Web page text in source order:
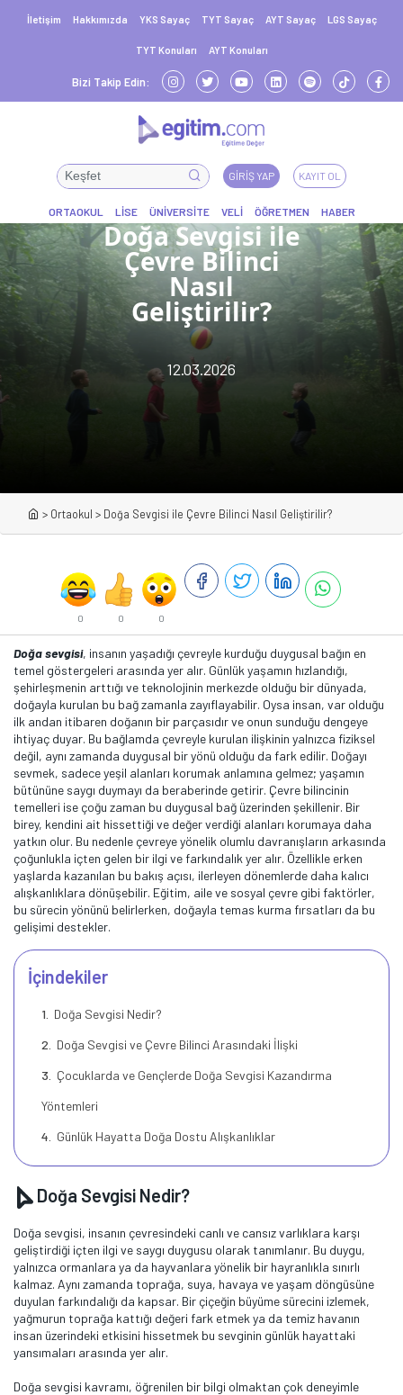
İletişim Hakkımızda YKS Sayaç TYT Sayaç AYT Sayaç LGS Sayaç
TYT Konuları AYT Konuları
Bizi Takip Edin:
GIRIŞ YAP KAYIT OL
Doğa Sevgisi ile
Çevre Bilinci
Nasıl
Geliştirilir?
12.03.2026
> Ortaokul > Doğa Sevgisi ile Çevre Bilinci Nasıl Geliştirilir?
0 0 0
Doğa sevgisi, insanın yaşadığı çevreyle kurduğu duygusal bağın en
temel göstergeleri arasında yer alır. Günlük yaşamın hızlandığı,
şehirleşmenin arttığı ve teknolojinin merkezde olduğu bir dünyada,
doğayla kurulan bu bağ zamanla zayıflayabilir. Oysa insan, var olduğu
ilk andan itibaren doğanın bir parçasıdır ve onun sunduğu dengeye
ihtiyaç duyar. Bu bağlamda çevreyle kurulan ilişkinin yalnızca fiziksel
değil, aynı zamanda duygusal bir yönü olduğu da fark edilir. Doğayı
sevmek, sadece yeşil alanları korumak anlamına gelmez; yaşamın
bütününe saygı duymayı da beraberinde getirir. Çevre bilincinin
temelleri ise çoğu zaman bu duygusal bağ üzerinden şekillenir. Bir
birey, kendini ait hissettiği ve değer verdiği alanları korumaya daha
yatkın olur. Bu nedenle çevreye yönelik olumlu davranışların arkasında
çoğunlukla içten gelen bir ilgi ve farkındalık yer alır. Özellikle erken
yaşlarda kazanılan bu bakış açısı, ilerleyen dönemlerde daha kalıcı
alışkanlıklara dönüşebilir. Eğitim, aile ve sosyal çevre gibi faktörler,
bu sürecin yönünü belirlerken, doğayla temas kurma fırsatları da bu
gelişimi destekler.
İçindekiler
Doğa Sevgisi Nedir?
Doğa Sevgisi ve Çevre Bilinci Arasındaki İlişki
Çocuklarda ve Gençlerde Doğa Sevgisi Kazandırma
Yöntemleri
Günlük Hayatta Doğa Dostu Alışkanlıklar
Doğa Sevgisi Nedir?
Doğa sevgisi, insanın çevresindeki canlı ve cansız varlıklara karşı
geliştirdiği içten ilgi ve saygı duygusu olarak tanımlanır. Bu duygu,
yalnızca ormanlara ya da hayvanlara yönelik bir hayranlıkla sınırlı
kalmaz. Aynı zamanda toprağa, suya, havaya ve yaşam döngüsüne
duyulan farkındalığı da kapsar. Bir çiçeğin büyüme sürecini izlemek,
yağmurun toprağa kattığı değeri fark etmek ya da temiz havanın
insan üzerindeki etkisini hissetmek bu sevginin günlük hayattaki
yansımaları arasında yer alır.
Doğa sevgisi kavramı, öğrenilen bir bilgi olmaktan çok deneyimle